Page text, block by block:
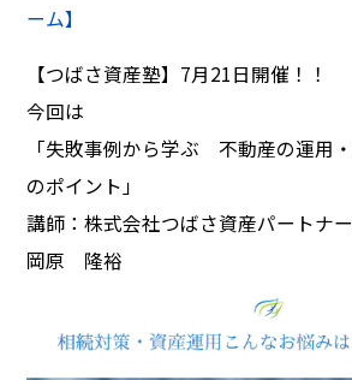
ーム】
【つばさ資産塾】7月21日開催！！
今回は
「失敗事例から学ぶ 不動産の運用
のポイント」
講師：株式会社つばさ資産パート
岡原 隆裕